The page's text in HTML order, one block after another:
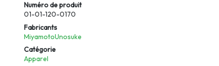
Numéro de produit
01-01-120-0170
Fabricants
MiyamotoUnosuke
Catégorie
Apparel